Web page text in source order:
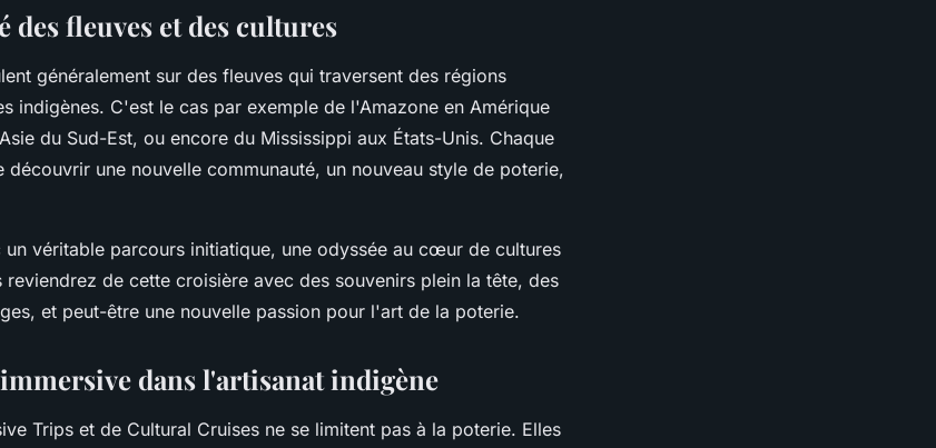
des fleuves et des cultures
généralement sur des fleuves qui traversent des régions
indigènes. C'est le cas par exemple de l'Amazone en Amérique
du Sud-Est, ou encore du Mississippi aux États-Unis. Chaque
une nouvelle communauté, un nouveau style de poterie,
un véritable parcours initiatique, une odyssée au cœur de cultures
reviendrez de cette croisière avec des souvenirs plein la tête, des
et peut-être une nouvelle passion pour l'art de la poterie.
dans l'artisanat indigène
Trips et de Cultural Cruises ne se limitent pas à la poterie. Elles